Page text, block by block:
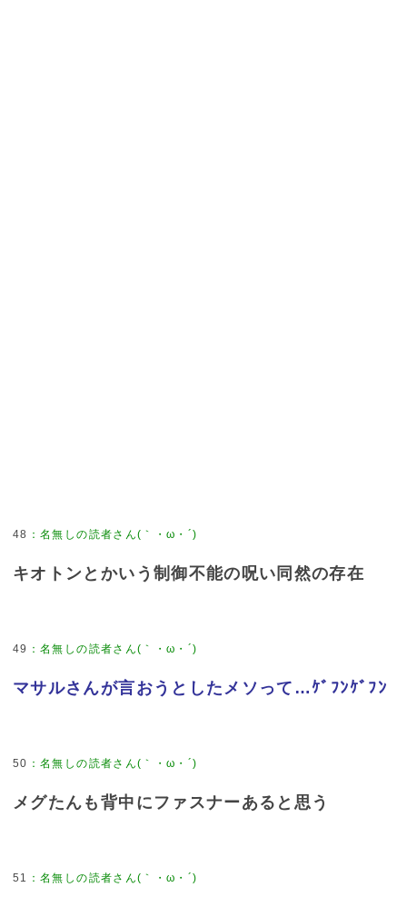
48 ：名無しの読者さん(｀・ω・´)
キオトンとかいう制御不能の呪い同然の存在
49 ：名無しの読者さん(｀・ω・´)
マサルさんが言おうとしたメソって…ｹﾞﾌﾝｹﾞﾌﾝ
50 ：名無しの読者さん(｀・ω・´)
メグたんも背中にファスナーあると思う
51 ：名無しの読者さん(｀・ω・´)